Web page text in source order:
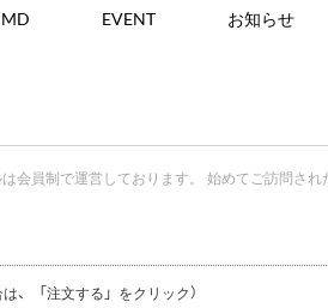
MD EVENT お知らせ
会員制で運営しております。 始めてご訪問され
、「注文する」をクリック）